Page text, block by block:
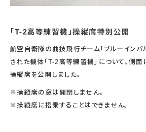
「T-2高等練習機」操縦席特別公開
航空自衛隊の曲技飛行チーム「ブルーインパ
された機体「T-2高等練習機」について、側
操縦席を公開しました。
※操縦席の窓は開閉しません。
※操縦席に搭乗することはできません。